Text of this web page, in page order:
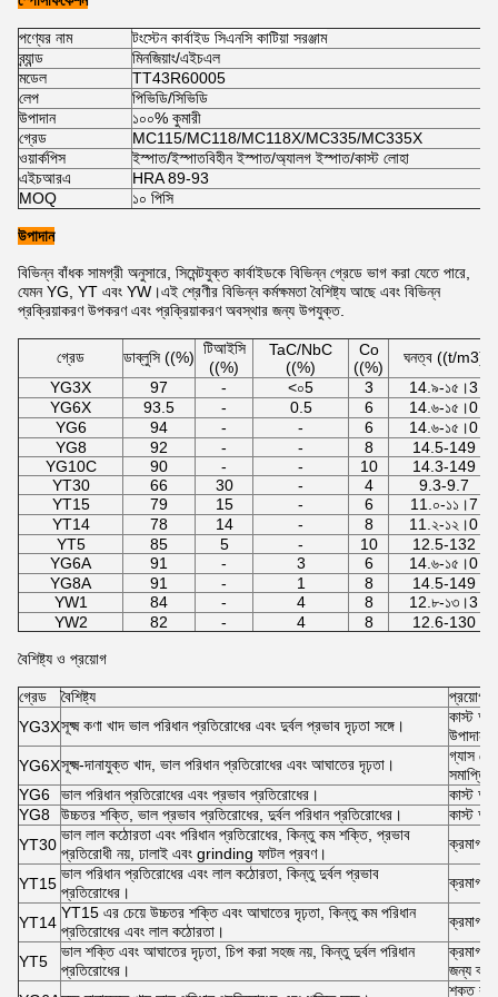
পণ্যের নাম
টংস্টেন কার্বাইড সিএনসি কাটিয়া সরঞ্জাম
ব্র্যান্ড
মিনজিয়াং/এইচএল
মডেল
TT43R60005
লেপ
পিভিডি/সিভিডি
উপাদান
১০০% কুমারী
গ্রেড
MC115/MC118/MC118X/MC335/MC335X
ওয়ার্কপিস
ইস্পাত/ইস্পাতবিহীন ইস্পাত/অ্যালগ ইস্পাত/কাস্ট লোহা
এইচআরএ
HRA 89-93
MOQ
১০ পিসি
উপাদান
বিভিন্ন বাঁধক সামগ্রী অনুসারে, সিমেন্টযুক্ত কার্বাইডকে বিভিন্ন গ্রেডে ভাগ করা যেতে পারে,
যেমন YG, YT এবং YW।এই শ্রেণীর বিভিন্ন কর্মক্ষমতা বৈশিষ্ট্য আছে এবং বিভিন্ন
প্রক্রিয়াকরণ উপকরণ এবং প্রক্রিয়াকরণ অবস্থার জন্য উপযুক্ত.
গ্রেড ডাব্লুসি ((%) টিআইসি
((%)
TaC/NbC
((%)
Co
((%)
ঘনত্ব ((t/m3)
YG3X
97 - <০5 3
14.৯-১৫।3
YG6X
93.5 - 0.5 6
14.৬-১৫।0
YG6
94 - - 6
14.৬-১৫।0
YG8
92 - - 8
14.5-149
YG10C
90 - - 10
14.3-149
YT30
66 30 - 4
9.3-9.7
YT15
79 15 - 6
11.০-১১।7
YT14
78 14 - 8
11.২-১২।0
YT5
85 5 - 10
12.5-132
YG6A
91 - 3 6
14.৬-১৫।0
YG8A
91 - 1 8
14.5-149
YW1
84 - 4 8
12.৮-১৩।3
YW2
82 - 4 8 12.6-130
বৈশিষ্ট্য ও প্রয়োগ
গ্রেড বৈশিষ্ট্য
প্রয়োগ
YG3Xসূক্ষ্ম কণা খাদ ভাল পরিধান প্রতিরোধের এবং দুর্বল প্রভাব দৃঢ়তা সঙ্গে।
কাস্ট
YG6Xসূক্ষ্ম-দানাযুক্ত খাদ, ভাল পরিধান প্রতিরোধের এবং আঘাতের দৃঢ়তা।
গ্যাস
সমাপ্তি
YG6
ভাল পরিধান প্রতিরোধের এবং প্রভাব প্রতিরোধের।
কাস্ট
YG8
উচ্চতর শক্তি, ভাল প্রভাব প্রতিরোধের, দুর্বল পরিধান প্রতিরোধের।
কাস্ট
YT30
ভাল লাল কঠোরতা এবং পরিধান প্রতিরোধের, কিন্তু কম শক্তি, প্রভাব
প্রতিরোধী নয়, ঢালাই এবং grinding ফাটল প্রবণ।
ক্রমাগত
YT15
ভাল পরিধান প্রতিরোধের এবং লাল কঠোরতা, কিন্তু দুর্বল প্রভাব
প্রতিরোধের।
ক্রমাগত
YT14
YT15 এর চেয়ে উচ্চতর শক্তি এবং আঘাতের দৃঢ়তা, কিন্তু কম পরিধান
প্রতিরোধের এবং লাল কঠোরতা।
ক্রমাগত
YT5
ভাল শক্তি এবং আঘাতের দৃঢ়তা, চিপ করা সহজ নয়, কিন্তু দুর্বল পরিধান
প্রতিরোধের।
ক্রমাগত
জন্য
শক্ত